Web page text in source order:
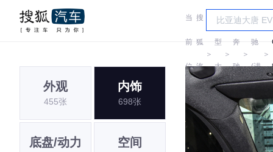
当
前
位
置:
搜
狐
汽
车
＞
车
型
大
全
＞
奔
驰
＞
奔
驰
(进
＞
外观
455张
内饰
698张
底盘/动力 空间